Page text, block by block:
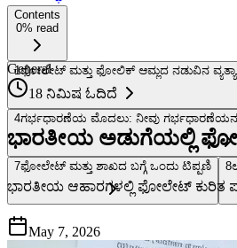
Contents
0% read
1ಫೋಲೇಟ್ ಮತ್ತು ಫೋಲಿಕ್ ಆಮ್ಲದ ನಡುವಿನ
4ಗರ್ಭಧಾರಣೆಯ ಮೊದಲು: ನೀವು
7ಫೋಲೇಟ್ ಮತ್ತು ಶಾಖದ ಬಗ್ಗೆ ಒಂದು ಟಿಪ್ಪಣಿ 8
General
18 ನಿಮಿಷ ಓದಿದೆ
ಭಾರತೀಯ ಅಡುಗೆಯಲ್ಲಿ
ಭಾರತೀಯ ಆಹಾರಗಳಲ್ಲಿ ಫೋಲೇಟ್ ಕುರಿತ
May 7, 2026